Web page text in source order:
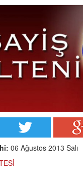
06 Ağustos 2013 Salı